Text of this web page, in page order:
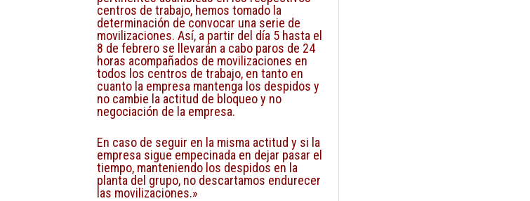
centros de trabajo, hemos tomado la
determinación de convocar una serie de
movilizaciones. Así, a partir del día 5 hasta el
8 de febrero se llevarán a cabo paros de 24
horas acompañados de movilizaciones en
todos los centros de trabajo, en tanto en
cuanto la empresa mantenga los despidos y
no cambie la actitud de bloqueo y no
negociación de la empresa.
En caso de seguir en la misma actitud y si la
empresa sigue empecinada en dejar pasar el
tiempo, manteniendo los despidos en la
planta del grupo, no descartamos endurecer
las movilizaciones.»